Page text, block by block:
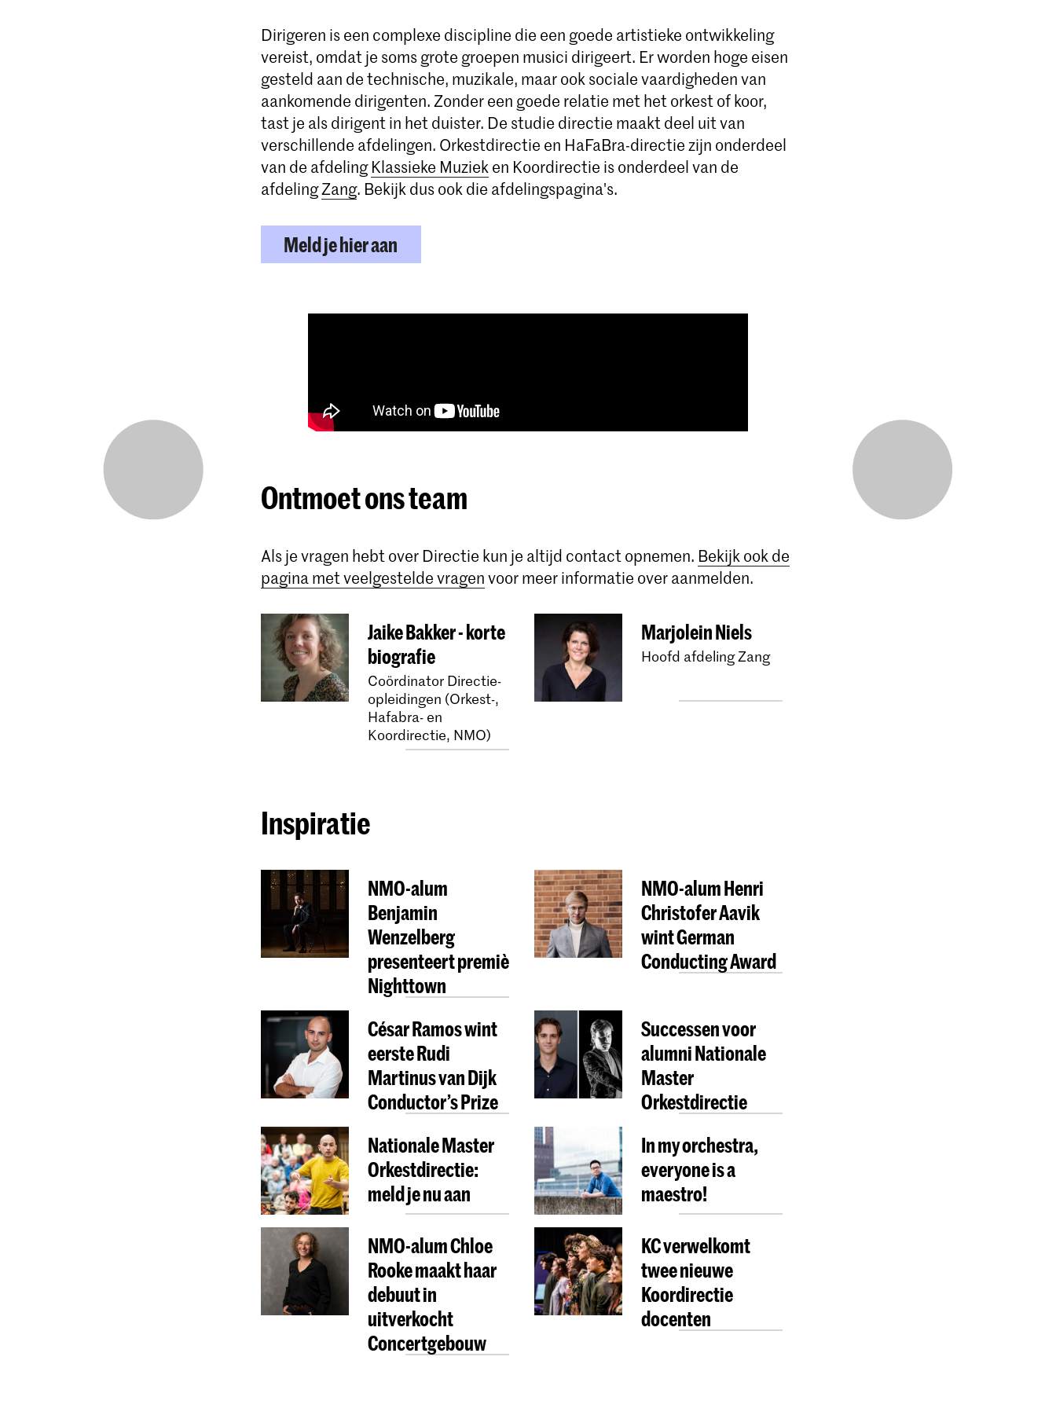
Dirigeren is een complexe discipline die een goede artistieke ontwikkeling
vereist, omdat je soms grote groepen musici dirigeert. Er worden hoge eisen
gesteld aan de technische, muzikale, maar ook sociale vaardigheden van
aankomende dirigenten. Zonder een goede relatie met het orkest of koor,
tast je als dirigent in het duister. De studie directie maakt deel uit van
verschillende afdelingen. Orkestdirectie en HaFaBra-directie zijn onderdeel
van de afdelingKlassieke Muziek en Koordirectie is onderdeel van de
afdelingZang. Bekijk dus ook die afdelingspagina's.
Meld je hier aan
Ontmoet ons team
Als je vragen hebt over Directie kun je altijd contact opnemen. Bekijk ook de
pagina met veelgestelde vragenvoor meer informatie over aanmelden.
Jaike Bakker - korte
biografie
Coördinator Directie-
opleidingen (Orkest-,
Hafabra- en
Koordirectie, NMO)
Marjolein Niels
Hoofd afdeling Zang
Inspiratie
NMO-alum
Benjamin
Wenzelberg
presenteert première
Nighttown
NMO-alum Henri
Christofer Aavik
wint German
Conducting Award
César Ramos wint
eerste Rudi
Martinus van Dijk
Conductor’s Prize
Successen voor
alumni Nationale
Master
Orkestdirectie
Nationale Master
Orkestdirectie:
meld je nu aan
In my orchestra,
everyone is a
maestro!
NMO-alum Chloe
Rooke maakt haar
debuut in
uitverkocht
Concertgebouw
KC verwelkomt
twee nieuwe
Koordirectie
docenten